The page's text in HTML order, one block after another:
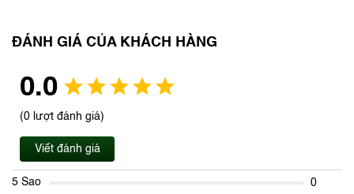
ĐÁNH GIÁ CỦA KHÁCH HÀNG
0.0
(0 lượt đánh giá)
Viết đánh giá
5 Sao
0